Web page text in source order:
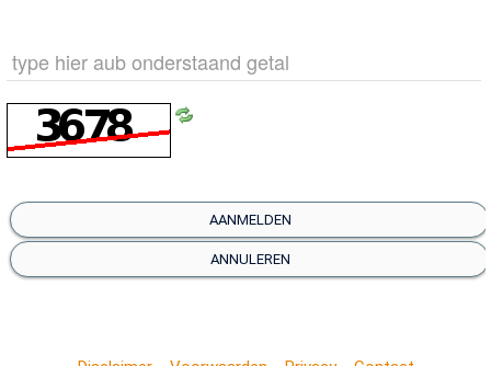
AANMELDEN
ANNULEREN